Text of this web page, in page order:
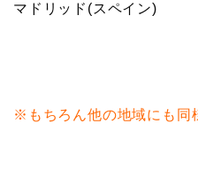
マドリッド(スペイン)
※もちろん他の地域にも同